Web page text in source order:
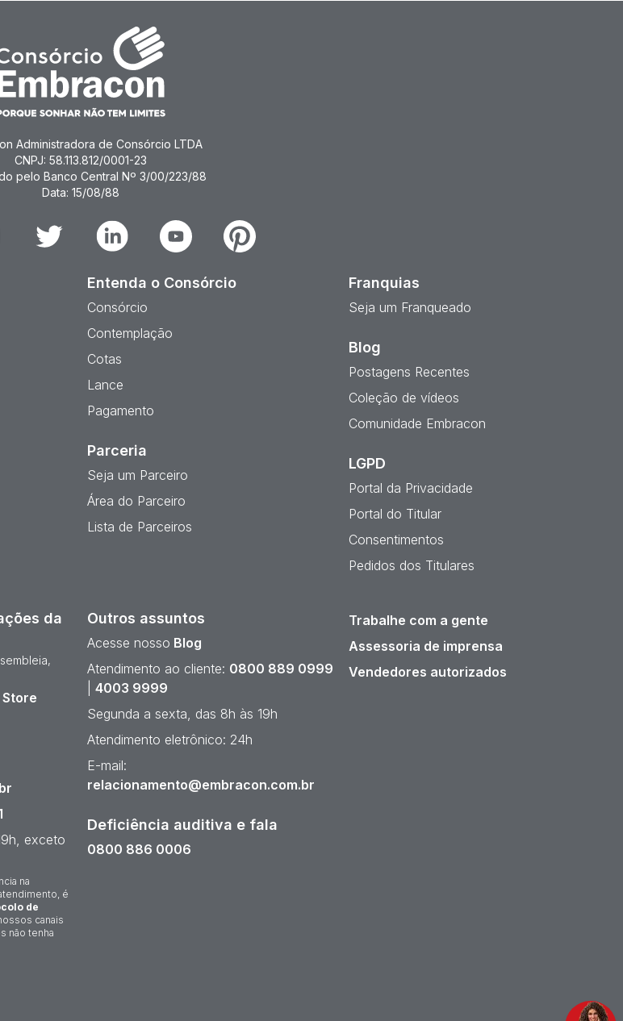
Administradora de Consórcio LTDA
CNPJ: 58.113.812/0001-23
pelo Banco Central Nº 3/00/223/88
Data: 15/08/88
Twitter Linkedin Youtube Pinterest
Entenda o Consórcio
Consórcio
Contemplação
Cotas
Lance
Pagamento
Parceria
Seja um Parceiro
Área do Parceiro
Lista de Parceiros
Franquias
Seja um Franqueado
Blog
Postagens Recentes
Coleção de vídeos
Comunidade Embracon
LGPD
Portal da Privacidade
Portal do Titular
Consentimentos
Pedidos dos Titulares
da
exceto
na
é
de
canais
não tenha
Outros assuntos
Acesse nosso Blog
Atendimento ao cliente: 0800 889 0999
4003 9999
Segunda a sexta, das 8h às 19h
Atendimento eletrônico: 24h
E-mail:
relacionamento@embracon.com.br
Deficiência auditiva e fala
0800 886 0006
Trabalhe com a gente
Assessoria de imprensa
Vendedores autorizados